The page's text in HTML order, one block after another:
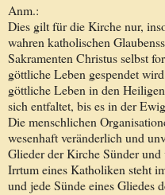
Anm.:
Dies gilt für die Kirche nur,
wahren katholischen
Sakramenten Christus selbst
göttliche Leben gespendet
göttliche Leben in den
sich entfaltet, bis es in der
Die menschlichen
wesenhaft veränderlich und
Glieder der Kirche Sünder
Irrtum eines Katholiken steht
und jede Sünde eines Gliedes